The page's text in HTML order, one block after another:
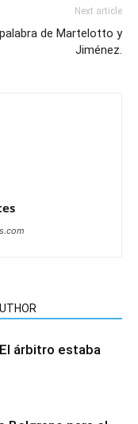
Next article
de Martelotto y
Jiménez.
árbitro estaba